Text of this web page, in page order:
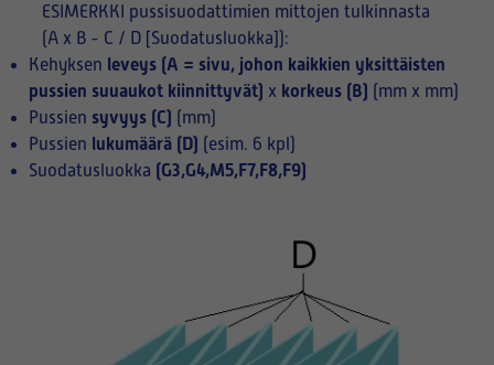
ESIMERKKI pussisuodattimien mittojen tulkinnasta
(A x B - C / D [Suodatusluokka]):
Kehyksen leveys (A = sivu, johon kaikkien yksittäisten
pussien suuaukot kiinnittyvät) x korkeus (B) (mm x mm)
Pussien syvyys (C) (mm)
Pussien lukumäärä (D) (esim. 6 kpl)
Suodatusluokka (G3,G4,M5,F7,F8,F9)